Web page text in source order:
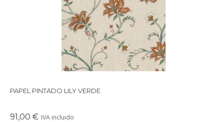
PAPEL PINTADO LILY VERDE
91,00 € IVA incluido